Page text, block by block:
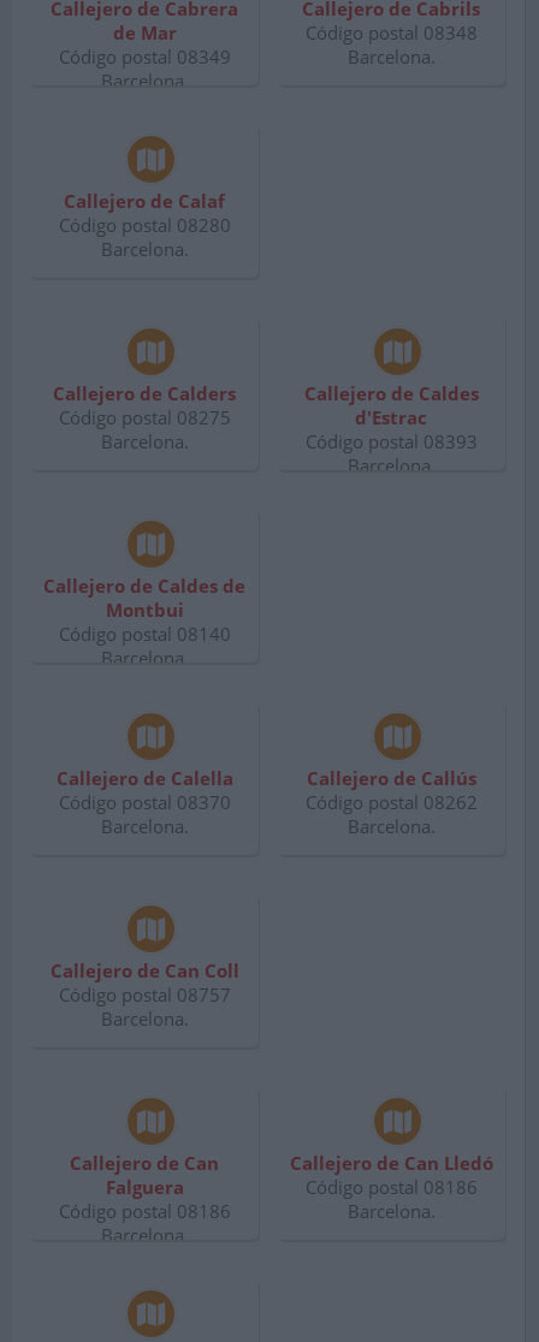
Callejero de Cabrera
de Mar
Código postal 08349
Barcelona.
Callejero de Cabrils
Código postal 08348
Barcelona.
Callejero de Calaf
Código postal 08280
Barcelona.
Callejero de Calders
Código postal 08275
Barcelona.
Callejero de Caldes
d'Estrac
Código postal 08393
Barcelona.
Callejero de Caldes de
Montbui
Código postal 08140
Barcelona.
Callejero de Calella
Código postal 08370
Barcelona.
Callejero de Callús
Código postal 08262
Barcelona.
Callejero de Can Coll
Código postal 08757
Barcelona.
Callejero de Can
Falguera
Código postal 08186
Barcelona.
Callejero de Can Lledó
Código postal 08186
Barcelona.